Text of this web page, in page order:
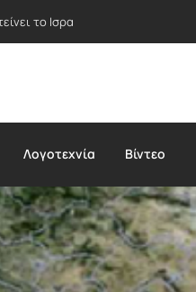
το Ισραήλ – Στο επίκεντρο
Λογοτεχνία Βίντεο